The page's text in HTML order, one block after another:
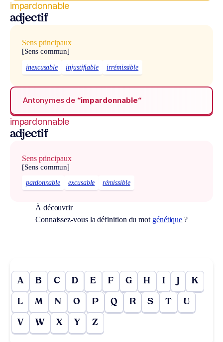
impardonnable
adjectif
Sens principaux
[Sens commun]
inexcusable injustifiable irrémissible
Antonymes de “impardonnable“
impardonnable
adjectif
Sens principaux
[Sens commun]
pardonnable excusable rémissible
À découvrir
Connaissez-vous la définition du mot génétique ?
A B C D E F G H I J K
L M N O P Q R S T U
V W X Y Z